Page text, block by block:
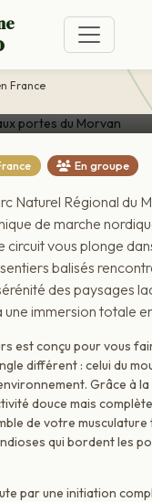
France
aux
En groupe
Naturel Régional du
de marche
circuit vous plonge
balisés
des paysages
immersion totale
est conçu pour vous
différent : celui du
Grâce à la
douce mais
de votre
qui bordent les
par une initiation